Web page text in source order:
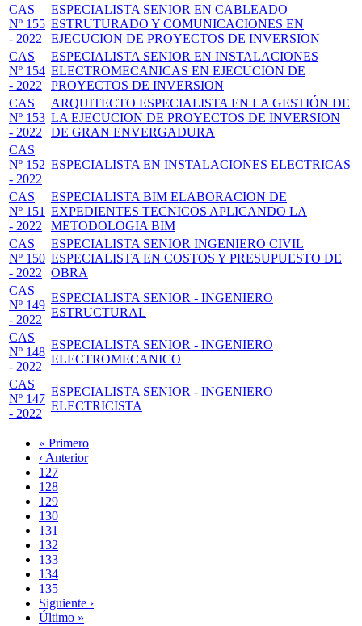
CAS
Nº 155
- 2022
ESPECIALISTA SENIOR EN CABLEADO
ESTRUTURADO Y COMUNICACIONES EN
EJECUCION DE PROYECTOS DE INVERSION
CAS
Nº 154
- 2022
ESPECIALISTA SENIOR EN INSTALACIONES
ELECTROMECANICAS EN EJECUCION DE
PROYECTOS DE INVERSION
CAS
Nº 153
- 2022
ARQUITECTO ESPECIALISTA EN LA GESTIÓN DE
LA EJECUCION DE PROYECTOS DE INVERSION
DE GRAN ENVERGADURA
CAS
Nº 152
- 2022
ESPECIALISTA EN INSTALACIONES ELECTRICAS
CAS
Nº 151
- 2022
ESPECIALISTA BIM ELABORACION DE
EXPEDIENTES TECNICOS APLICANDO LA
METODOLOGIA BIM
CAS
Nº 150
- 2022
ESPECIALISTA SENIOR INGENIERO CIVIL
ESPECIALISTA EN COSTOS Y PRESUPUESTO DE
OBRA
CAS
Nº 149
- 2022
ESPECIALISTA SENIOR - INGENIERO
ESTRUCTURAL
CAS
Nº 148
- 2022
ESPECIALISTA SENIOR - INGENIERO
ELECTROMECANICO
CAS
Nº 147
- 2022
ESPECIALISTA SENIOR - INGENIERO
ELECTRICISTA
Paginación
Primera
página
« Primero
Página
anterior
‹ Anterior
Page
127
Page
128
Page
129
Page
130
Página
actual
131
Page
132
Page
133
Page
134
Page
135
Siguiente
página
Siguiente ›
Última
Último »